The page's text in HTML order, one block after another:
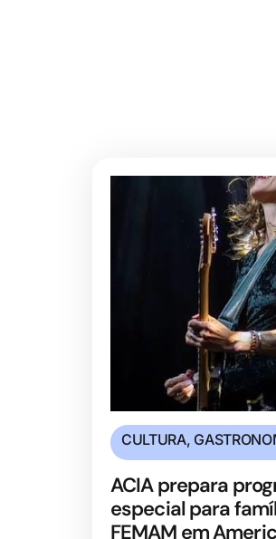
CULTURA,
ACIA prepara
especial para
FEMAM em